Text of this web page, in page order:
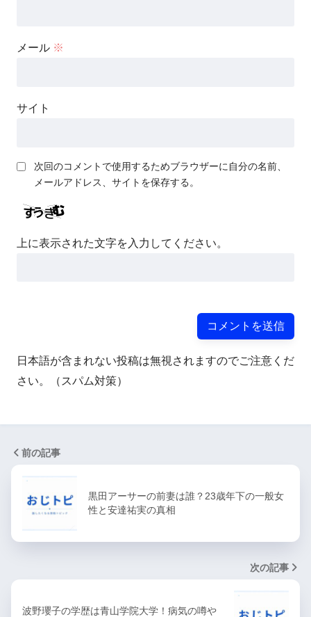
メール ※
サイト
次回のコメントで使用するためブラウザーに自分の名前、
メールアドレス、サイトを保存する。
上に表示された文字を入力してください。
日本語が含まれない投稿は無視されますのでご注意くだ
さい。（スパム対策）
前の記事
黒田アーサーの前妻は誰？23歳年下の一般女
性と安達祐実の真相
次の記事
波野瓔子の学歴は青山学院大学！病気の噂や